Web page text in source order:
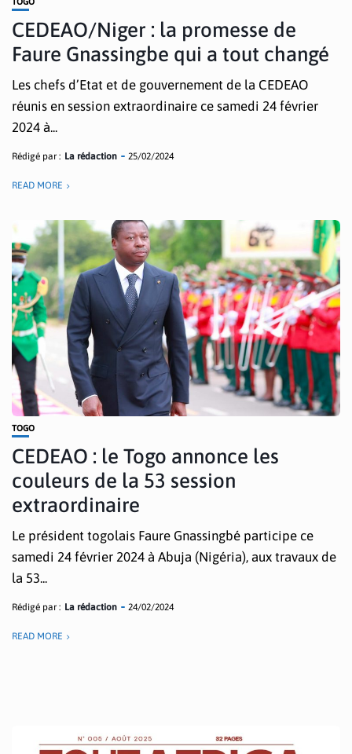
CEDEAO/Niger : la promesse de
Faure Gnassingbe qui a tout changé
Les chefs d’Etat et de gouvernement de la CEDEAO
réunis en session extraordinaire ce samedi 24 février
2024 à...
Rédigé par : La rédaction 25/02/2024
READ MORE
TOGO
CEDEAO : le Togo annonce les
couleurs de la 53 session
extraordinaire
Le président togolais Faure Gnassingbé participe ce
samedi 24 février 2024 à Abuja (Nigéria), aux travaux de
la 53...
Rédigé par : La rédaction 24/02/2024
READ MORE